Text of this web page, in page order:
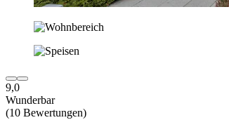
9,0
Wunderbar
(10 Bewertungen)